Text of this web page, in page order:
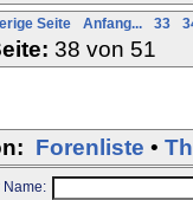
Seite Anfang... 33
38 von 51
Forenliste •
Name: